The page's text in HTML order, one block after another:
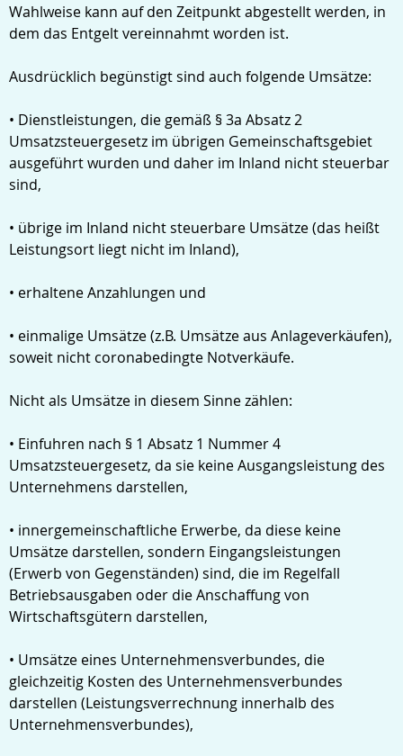
Wahlweise kann auf den Zeitpunkt abgestellt werden, in
dem das Entgelt vereinnahmt worden ist.
Ausdrücklich begünstigt sind auch folgende Umsätze:
• Dienstleistungen, die gemäß § 3a Absatz 2
Umsatzsteuergesetz im übrigen Gemeinschaftsgebiet
ausgeführt wurden und daher im Inland nicht steuerbar
sind,
• übrige im Inland nicht steuerbare Umsätze (das heißt
Leistungsort liegt nicht im Inland),
• erhaltene Anzahlungen und
• einmalige Umsätze (z.B. Umsätze aus Anlageverkäufen),
soweit nicht coronabedingte Notverkäufe.
Nicht als Umsätze in diesem Sinne zählen:
• Einfuhren nach § 1 Absatz 1 Nummer 4
Umsatzsteuergesetz, da sie keine Ausgangsleistung des
Unternehmens darstellen,
• innergemeinschaftliche Erwerbe, da diese keine
Umsätze darstellen, sondern Eingangsleistungen
(Erwerb von Gegenständen) sind, die im Regelfall
Betriebsausgaben oder die Anschaffung von
Wirtschaftsgütern darstellen,
• Umsätze eines Unternehmensverbundes, die
gleichzeitig Kosten des Unternehmensverbundes
darstellen (Leistungsverrechnung innerhalb des
Unternehmensverbundes),